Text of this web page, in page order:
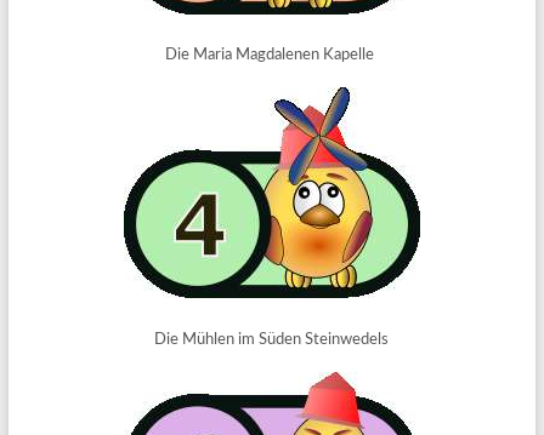
Die Maria Magdalenen Kapelle
Die Mühlen im Süden Steinwedels